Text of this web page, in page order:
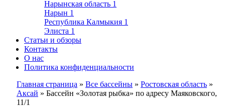
Нарынская область 1
Нарын 1
Республика Калмыкия 1
Элиста 1
Статьи и обзоры
Контакты
О нас
Политика конфиденциальности
Главная страница » Все бассейны » Ростовская область »
Аксай » Бассейн «Золотая рыбка» по адресу Маяковского,
11/1